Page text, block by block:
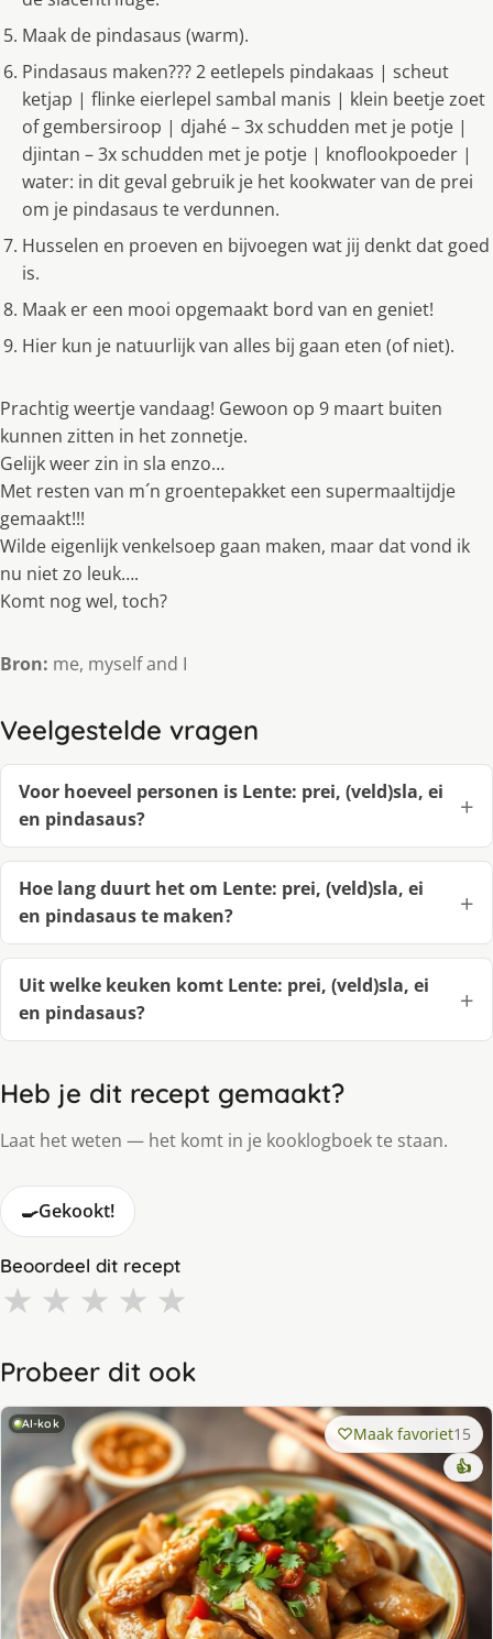
Maak de pindasaus (warm).
Pindasaus maken??? 2 eetlepels pindakaas | scheut
ketjap | flinke eierlepel sambal manis | klein beetje zoet
of gembersiroop | djahé – 3x schudden met je potje |
djintan – 3x schudden met je potje | knoflookpoeder |
water: in dit geval gebruik je het kookwater van de prei
om je pindasaus te verdunnen.
Husselen en proeven en bijvoegen wat jij denkt dat goed
is.
Maak er een mooi opgemaakt bord van en geniet!
Hier kun je natuurlijk van alles bij gaan eten (of niet).
Prachtig weertje vandaag! Gewoon op 9 maart buiten
kunnen zitten in het zonnetje.
Gelijk weer zin in sla enzo…
Met resten van m´n groentepakket een supermaaltijdje
gemaakt!!!
Wilde eigenlijk venkelsoep gaan maken, maar dat vond ik
nu niet zo leuk….
Komt nog wel, toch?
Bron: me, myself and I
Veelgestelde vragen
Voor hoeveel personen is Lente: prei, (veld)sla, ei
en pindasaus?
Hoe lang duurt het om Lente: prei, (veld)sla, ei
en pindasaus te maken?
Uit welke keuken komt Lente: prei, (veld)sla, ei
en pindasaus?
Heb je dit recept gemaakt?
Laat het weten — het komt in je kooklogboek te staan.
🍳Gekookt!
Beoordeel dit recept
★ ★ ★ ★ ★
Probeer dit ook
AI-kok Maak favoriet15
👍